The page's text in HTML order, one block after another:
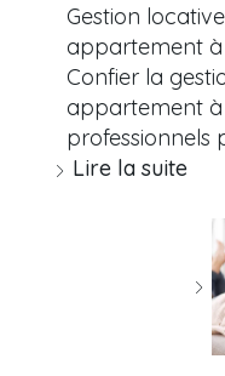
Gestion
appartement à
Confier la
appartement
professionnels
Lire la suite